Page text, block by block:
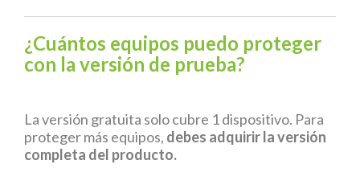
¿Cuántos equipos puedo proteger
con la versión de prueba?
La versión gratuita solo cubre 1 dispositivo. Para
proteger más equipos, debes adquirir la versión
completa del producto.